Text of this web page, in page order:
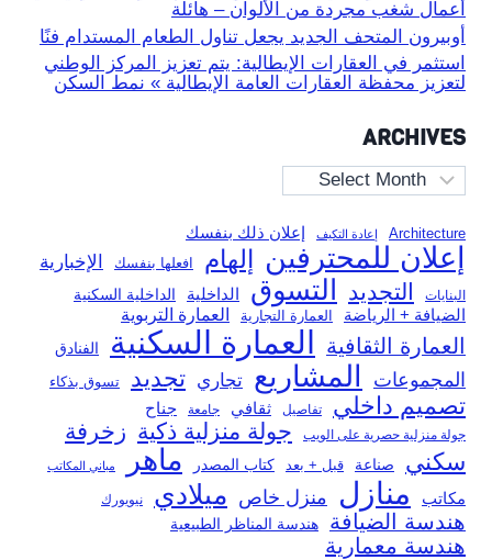
أعمال شغب مجردة من الألوان – هائلة
أوبيرون المتحف الجديد يجعل تناول الطعام المستدام فنًا
استثمر في العقارات الإيطالية: يتم تعزيز المركز الوطني
لتعزيز محفظة العقارات العامة الإيطالية » نمط السكن
ARCHIVES
Archives
Architecture إعادة التكيف إعلان ذلك بنفسك
إعلان للمحترفين إلهام افعلها بنفسك الإخبارية
البنايات التجديد التسوق الداخلية الداخلية السكنية
الضيافة + الرياضة العمارة التجارية العمارة التربوية
العمارة الثقافية العمارة السكنية الفنادق
المجموعات المشاريع تجاري تجديد تسوق بذكاء
تصميم داخلي تفاصيل ثقافي جامعة جناح
جولة منزلية حصرية على الويب جولة منزلية ذكية زخرفة
سكني صناعة قبل + بعد كتاب المصدر ماهر مباني المكاتب
مكاتب منازل منزل خاص ميلادي نيويورك
هندسة الضيافة هندسة المناظر الطبيعية
هندسة معمارية